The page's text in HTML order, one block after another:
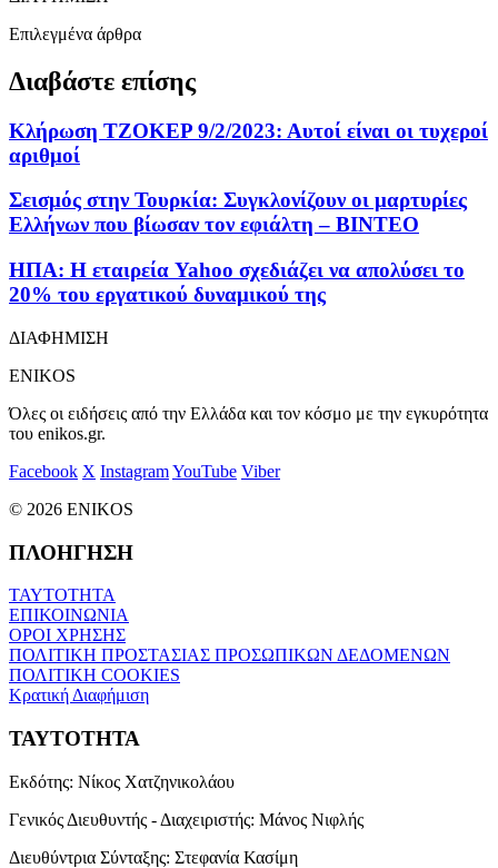
Επιλεγμένα άρθρα
Διαβάστε επίσης
Κλήρωση ΤΖΟΚΕΡ 9/2/2023: Αυτοί είναι οι τυχεροί
αριθμοί
Σεισμός στην Τουρκία: Συγκλονίζουν οι μαρτυρίες
Ελλήνων που βίωσαν τον εφιάλτη – ΒΙΝΤΕΟ
ΗΠΑ: Η εταιρεία Yahoo σχεδιάζει να απολύσει το
20% του εργατικού δυναμικού της
ΔΙΑΦΗΜΙΣΗ
ENIKOS
Όλες οι ειδήσεις από την Ελλάδα και τον κόσμο με την εγκυρότητα
του enikos.gr.
Facebook X InstagramYouTube Viber
© 2026 ENIKOS
ΠΛΟΗΓΗΣΗ
ΤΑΥΤΟΤΗΤΑ
ΕΠΙΚΟΙΝΩΝΙΑ
ΟΡΟΙ ΧΡΗΣΗΣ
ΠΟΛΙΤΙΚΗ ΠΡΟΣΤΑΣΙΑΣ ΠΡΟΣΩΠΙΚΩΝ ΔΕΔΟΜΕΝΩΝ
ΠΟΛΙΤΙΚΗ COOKIES
Κρατική Διαφήμιση
ΤΑΥΤΟΤΗΤΑ
Εκδότης: Νίκος Χατζηνικολάου
Γενικός Διευθυντής - Διαχειριστής: Μάνος Νιφλής
Διευθύντρια Σύνταξης: Στεφανία Κασίμη